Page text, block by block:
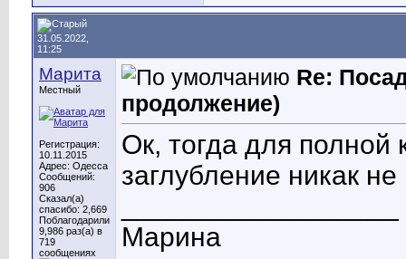
31.05.2022,
11:25
Марита
Местный
Регистрация:
10.11.2015
Адрес: Одесса
Сообщений:
906
Сказал(а)
спасибо: 2,669
Поблагодарили
9,986 раз(а) в
719
сообщениях
Re:
продолжение)
Ок, тогда для полной
заглубление никак
Марина